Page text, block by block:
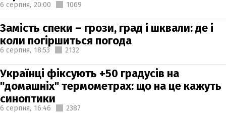
6 серпня, 20:00 1069
Замість спеки – грози, град і шквали: де і
коли погіршиться погода
6 серпня, 18:53 2132
Українці фіксують +50 градусів на
"домашніх" термометрах: що на це кажуть
синоптики
6 серпня, 16:46 2387